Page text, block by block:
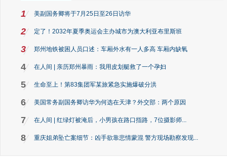
1 美副国务卿将于7月25日至26日访华
2 定了！2032年夏季奥运会主办城市为澳大利亚布里斯班
3 郑州地铁被困人员口述：车厢外水有一人多高 车厢内缺氧
4 在人间 | 亲历郑州暴雨：我用皮划艇救了一个孕妇
5 生命至上！第83集团军某旅紧急实施爆破分洪
6 美国常务副国务卿访华为何选在天津？外交部：两个原因
7 在人间 | 红绿灯被淹后，小男孩在路口指路，7位摄影师...
8 重庆姐弟坠亡案细节：凶手欲靠悲情蒙混 警方现场勘察发现...